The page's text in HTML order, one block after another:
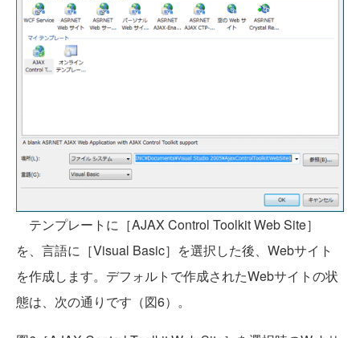
テンプレートに［AJAX Control Toolkit Web Site］
を、言語に［Visual Basic］を選択した後、Webサイト
を作成します。デフォルトで作成されたWebサイトの状
態は、次の通りです（図6）。